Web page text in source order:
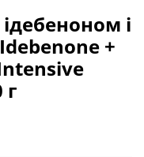
і
+
г